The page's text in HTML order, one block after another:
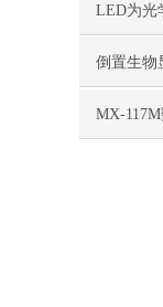
控制中的
LED为光
比传统卤
倒置生物
MX-